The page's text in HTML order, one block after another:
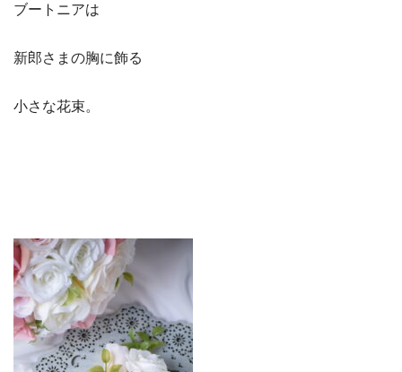
ブートニアは
新郎さまの胸に飾る
小さな花束。